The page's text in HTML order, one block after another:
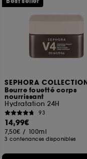
SEPHORA
Beurre fouetté corps
nourrissant
Hydratation 24H
93
14,99€
7,50€ / 100ml
3 contenances disponibles